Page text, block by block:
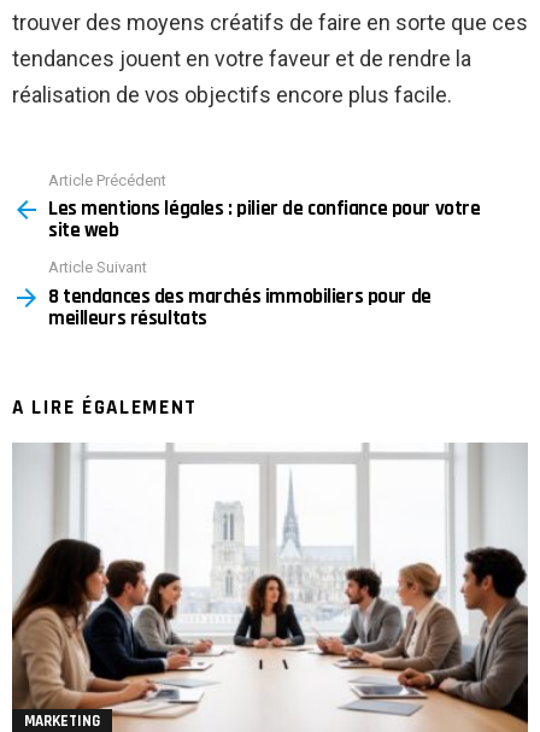
trouver des moyens créatifs de faire en sorte que ces
tendances jouent en votre faveur et de rendre la
réalisation de vos objectifs encore plus facile.
more
Article Précédent
Les mentions légales : pilier de confiance pour votre
site web
Article Suivant
8 tendances des marchés immobiliers pour de
meilleurs résultats
A LIRE ÉGALEMENT
MARKETING